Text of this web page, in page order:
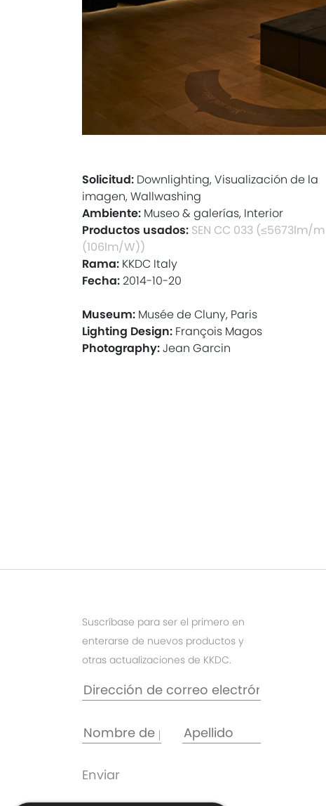
Solicitud: Downlighting, Visualización de la
imagen, Wallwashing
Ambiente: Museo & galerías, Interior
Productos usados: SEN CC 033 (≤5673lm/m
(106lm/W))
Rama: KKDC Italy
Fecha:2014-10-20
Museum: Musée de Cluny, Paris
Lighting Design: François Magos
Photography:Jean Garcin
Suscríbase para ser el primero en
enterarse de nuevos productos y
otras actualizaciones de KKDC.